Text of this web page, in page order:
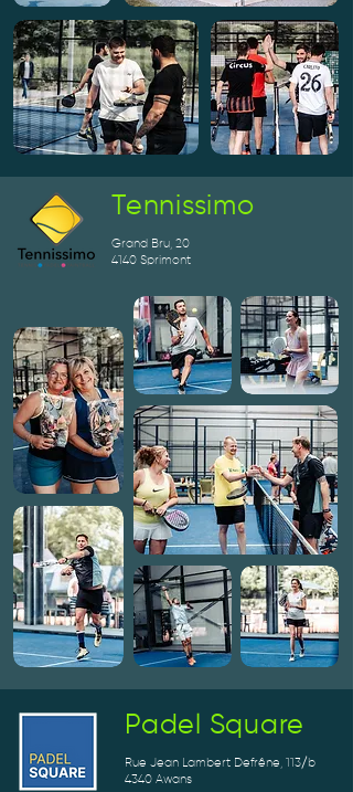
Tennissimo
Grand Bru, 20
4140 Sprimont
Padel Square
Rue Jean Lambert Defrêne, 113/b
4340 Awans